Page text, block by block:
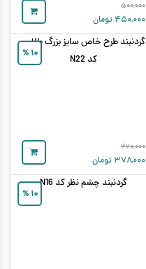
۵۰۰,۰۰۰
۴۵۰,۰۰۰ تومان
۱۰ %
گردنبند طرح خاص سایز بزرگ طلایی
کد N22
۴۲۰,۰۰۰
۳۷۸,۰۰۰ تومان
۱۰ %
گردنبند چشم نظر کد N16